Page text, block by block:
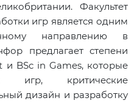
Факультет
игр является одним
направлению в
предлагает степени
и BSc in Games, которые
игр, критические
дизайн и разработку